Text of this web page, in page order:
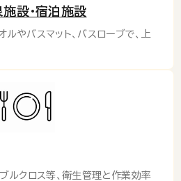
施設･宿泊施設
やバスマット、バスローブで、上
ルクロス等、衛生管理と作業効率